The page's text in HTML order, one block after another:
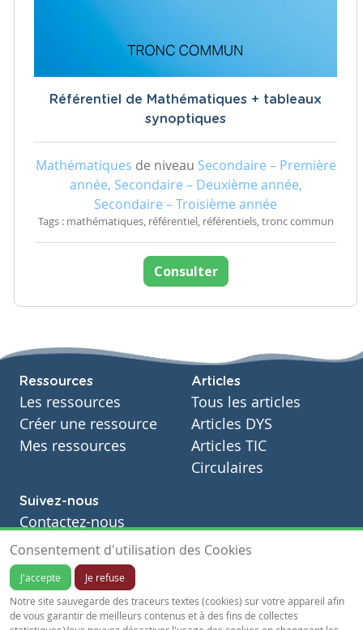
Référentiel de Mathématiques + tableaux
synoptiques
Mathématiques de niveau Secondaire – Première
année, Secondaire – Deuxième année,
Secondaire – Troisième année
Tags : mathématiques, référentiel, référentiels, tronc commun
Consulter
Ressources
Les ressources
Créer une ressource
Mes ressources
Articles
Tous les articles
Articles DYS
Articles TIC
Circulaires
Suivez-nous
Contactez-nous
Soutien scolaire
Notre page Facebook
S'inscrire à notre newsletter
Consentement d'utilisation des Cookies
J'accepte
Je refuse
Notre site sauvegarde des traceurs textes (cookies) sur votre appareil afin
de vous garantir de meilleurs contenus et à des fins de collectes